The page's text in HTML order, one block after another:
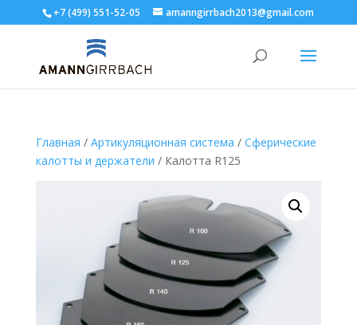
+7 (499) 551-52-05 amanngirrbach2013@gmail.com
Главная / Артикуляционная система / Сферические
калотты и держатели / Калотта R125